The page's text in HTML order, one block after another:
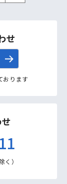
せ
おります
）